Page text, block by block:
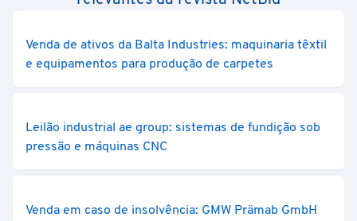
Venda de ativos da Balta Industries: maquinaria têxtil
e equipamentos para produção de carpetes
Leilão industrial ae group: sistemas de fundição sob
pressão e máquinas CNC
Venda em caso de insolvência: GMW Prämab GmbH